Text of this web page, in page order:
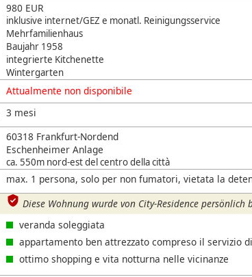
980 EUR
inklusive internet/GEZ e monatl. Reinigungsservice
Mehrfamilienhaus
Baujahr 1958
integrierte Kitchenette
Wintergarten
Attualmente non disponibile
3 mesi
60318 Frankfurt-Nordend
Eschenheimer Anlage
ca. 550m nord-est del centro della città
max. 1 persona, solo per non fumatori, vietata la
Diese Wohnung wurde von City-Residence
veranda soleggiata
appartamento ben attrezzato compreso il servizio
ottimo shopping e vita notturna nelle vicinanze